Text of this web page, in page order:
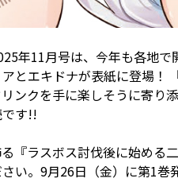
年11月号は、今年も各地
とエキドナが表紙に登場！
ンクを手に楽しそうに寄り
す!!
『ラスボス討伐後に始め
い。9月26日（金）に第1